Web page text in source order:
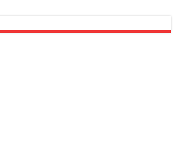
برنية: مرسوم
الرئيس
المركزي
وفد من
التربية